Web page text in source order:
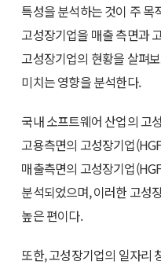
특성을 분석하는 것이 주 목
고성장기업을 매출 측면과
고성장기업의 현황을 살펴
미치는 영향을 분석한다.
국내 소프트웨어 산업의 고
고용측면의 고성장기업
매출측면의 고성장기업
분석되었으며, 이러한 고성
높은 편이다.
또한, 고성장기업의 일자리